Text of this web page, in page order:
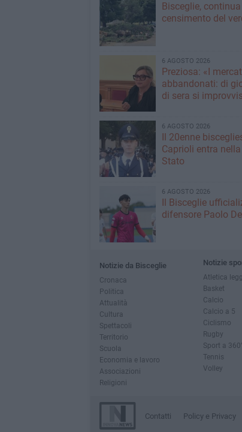
Bisceglie,
censimento del
6 AGOSTO 2026
Preziosa: «I
abbandonati: di
di sera si
6 AGOSTO 2026
Il 20enne
Caprioli entra
Stato
6 AGOSTO 2026
Il Bisceglie
difensore Paolo
Notizie da Bisceglie
Cronaca
Politica
Attualità
Cultura
Spettacoli
Territorio
Scuola
Economia e lavoro
Associazioni
Religioni
Notizie
Atletica
Basket
Calcio
Calcio a 5
Ciclismo
Rugby
Sport a 360°
Tennis
Volley
Contatti Policy e Privacy